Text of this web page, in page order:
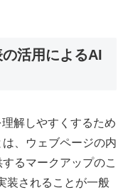
活用によるAI
解しやすくするため
、ウェブページの内
るマークアップのこ
装されることが一般